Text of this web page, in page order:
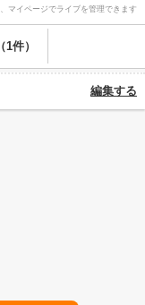
マイページでライブを管理できます
1件）
編集する